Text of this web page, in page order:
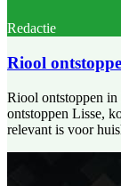
Redactie
Riool
Riool ontstoppen in
ontstoppen Lisse,
relevant is voor